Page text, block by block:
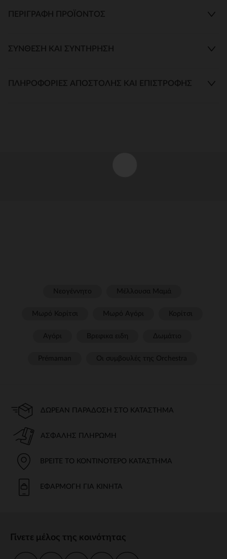
ΠΕΡΙΓΡΑΦΉ ΠΡΟΪΌΝΤΟΣ
ΣΎΝΘΕΣΗ ΚΑΙ ΣΥΝΤΉΡΗΣΗ
ΠΛΗΡΟΦΟΡΊΕΣ ΑΠΟΣΤΟΛΉΣ ΚΑΙ ΕΠΙΣΤΡΟΦΉΣ
ΔΩΡΕΆΝ ΠΑΡΆΔΟΣΗ ΣΤΟ ΚΑΤΆΣΤΗΜΑ
ΑΣΦΑΛΉΣ ΠΛΗΡΩΜΉ
ΒΡΕΊΤΕ ΤΟ ΚΟΝΤΙΝΌΤΕΡΟ ΚΑΤΆΣΤΗΜΑ
ΕΦΑΡΜΟΓΉ ΓΙΑ ΚΙΝΗΤΆ
Γίνετε μέλος της κοινότητας